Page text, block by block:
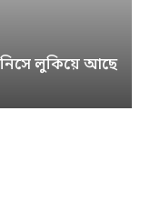
লুকিয়ে আছে